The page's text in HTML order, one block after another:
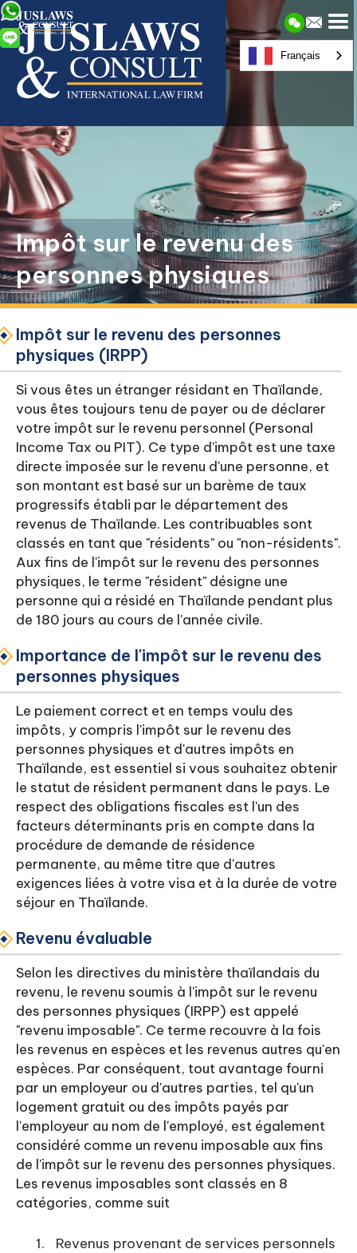
Impôt sur le revenu des
personnes physiques
Impôt sur le revenu des personnes
physiques (IRPP)
Si vous êtes un étranger résidant en Thaïlande,
vous êtes toujours tenu de payer ou de déclarer
votre impôt sur le revenu personnel (Personal
Income Tax ou PIT). Ce type d'impôt est une taxe
directe imposée sur le revenu d'une personne, et
son montant est basé sur un barème de taux
progressifs établi par le département des
revenus de Thaïlande. Les contribuables sont
classés en tant que "résidents" ou "non-résidents".
Aux fins de l'impôt sur le revenu des personnes
physiques, le terme "résident" désigne une
personne qui a résidé en Thaïlande pendant plus
de 180 jours au cours de l'année civile.
Importance de l'impôt sur le revenu des
personnes physiques
Le paiement correct et en temps voulu des
impôts, y compris l'impôt sur le revenu des
personnes physiques et d'autres impôts en
Thaïlande, est essentiel si vous souhaitez obtenir
le statut de résident permanent dans le pays. Le
respect des obligations fiscales est l'un des
facteurs déterminants pris en compte dans la
procédure de demande de résidence
permanente, au même titre que d'autres
exigences liées à votre visa et à la durée de votre
séjour en Thaïlande.
Revenu évaluable
Selon les directives du ministère thaïlandais du
revenu, le revenu soumis à l'impôt sur le revenu
des personnes physiques (IRPP) est appelé
"revenu imposable". Ce terme recouvre à la fois
les revenus en espèces et les revenus autres qu'en
espèces. Par conséquent, tout avantage fourni
par un employeur ou d'autres parties, tel qu'un
logement gratuit ou des impôts payés par
l'employeur au nom de l'employé, est également
considéré comme un revenu imposable aux fins
de l'impôt sur le revenu des personnes physiques.
Les revenus imposables sont classés en 8
catégories, comme suit
Revenus provenant de services personnels
Français